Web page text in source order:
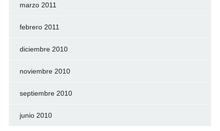
marzo 2011
febrero 2011
diciembre 2010
noviembre 2010
septiembre 2010
junio 2010